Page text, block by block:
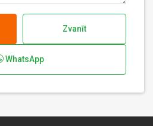
Zvanīt
WhatsApp